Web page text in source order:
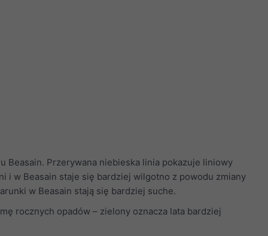
Beasain. Przerywana niebieska linia pokazuje liniowy
i w Beasain staje się bardziej wilgotno z powodu zmiany
w Beasain stają się bardziej suche.
rocznych opadów – zielony oznacza lata bardziej